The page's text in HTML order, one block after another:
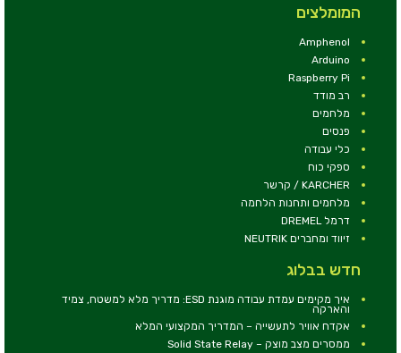
המומלצים
Amphenol
Arduino
Raspberry Pi
רב מודד
מלחמים
פנסים
כלי עבודה
ספקי כוח
KARCHER / קרשר
מלחמים ותחנות הלחמה
דרמל DREMEL
זיווד ומחברים NEUTRIK
חדש בבלוג
איך מקימים עמדת עבודה מוגנת ESD: מדריך מלא למשטח, צמיד
והארקה
אקדח אוויר לתעשייה – המדריך המקצועי המלא
ממסרים מצב מוצק – Solid State Relay